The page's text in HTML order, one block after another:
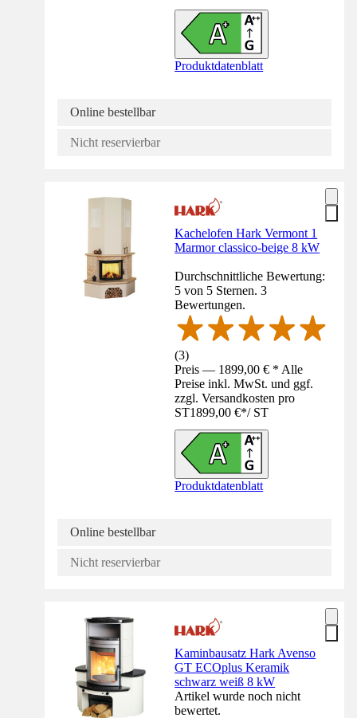
Produktdatenblatt
Online bestellbar
Nicht reservierbar
Kachelofen Hark Vermont 1
Marmor classico-beige 8 kW
Durchschnittliche Bewertung:
5 von 5 Sternen. 3
Bewertungen.
(3)
Preis — 1899,00 € * Alle
Preise inkl. MwSt. und ggf.
zzgl. Versandkosten pro
ST1899,00 €*/ ST
Produktdatenblatt
Online bestellbar
Nicht reservierbar
Kaminbausatz Hark Avenso
GT ECOplus Keramik
schwarz weiß 8 kW
Artikel wurde noch nicht
bewertet.